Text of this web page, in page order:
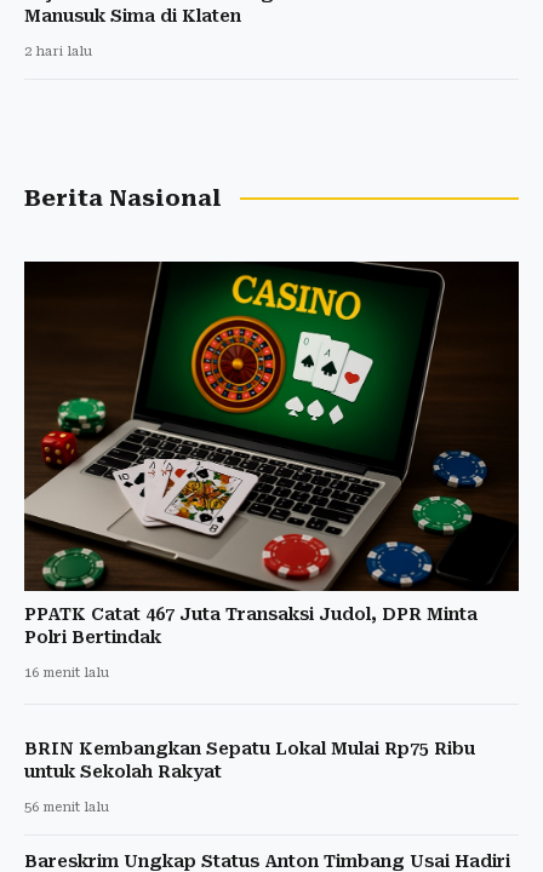
Manusuk Sima di Klaten
2 hari lalu
Berita Nasional
PPATK Catat 467 Juta Transaksi Judol, DPR Minta
Polri Bertindak
16 menit lalu
BRIN Kembangkan Sepatu Lokal Mulai Rp75 Ribu
untuk Sekolah Rakyat
56 menit lalu
Bareskrim Ungkap Status Anton Timbang Usai Hadiri